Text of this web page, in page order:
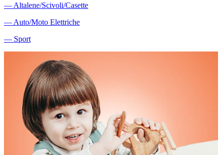
― Altalene/Scivoli/Casette
― Auto/Moto Elettriche
― Sport